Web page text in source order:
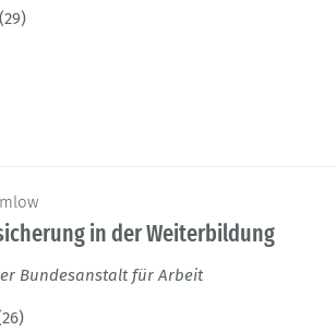
in der Weiterbildung
Bundesanstalt für Arbeit